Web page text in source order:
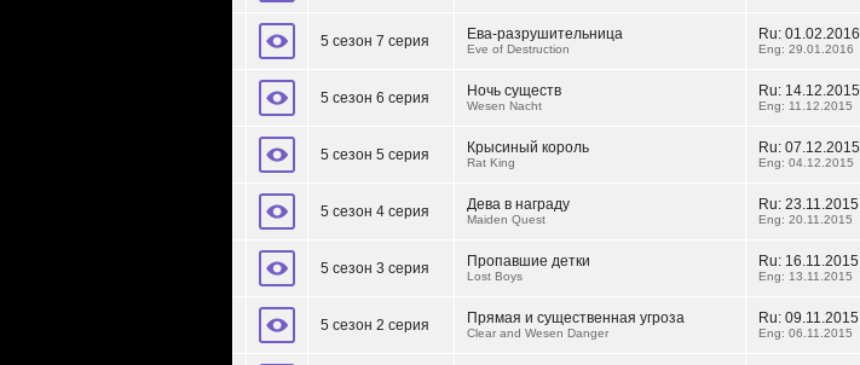
5 сезон 7 серия Ева-разрушительница
Eve of Destruction
Ru: 01.02.2016
Eng: 29.01.2016
5 сезон 6 серия Ночь существ
Wesen Nacht
Ru: 14.12.2015
Eng: 11.12.2015
5 сезон 5 серия Крысиный король
Rat King
Ru: 07.12.2015
Eng: 04.12.2015
5 сезон 4 серия Дева в награду
Maiden Quest
Ru: 23.11.2015
Eng: 20.11.2015
5 сезон 3 серия Пропавшие детки
Lost Boys
Ru: 16.11.2015
Eng: 13.11.2015
5 сезон 2 серия Прямая и существенная угроза
Clear and Wesen Danger
Ru: 09.11.2015
Eng: 06.11.2015